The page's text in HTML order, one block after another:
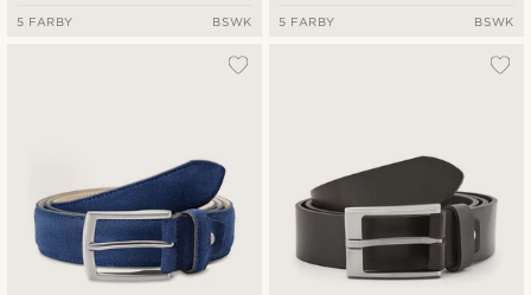
5 FARBY BSWK 5 FARBY BSWK